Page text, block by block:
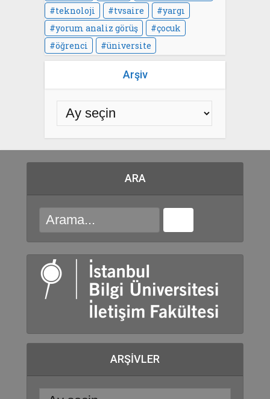
teknoloji
tvsaire
yargı
yorum analiz görüş
çocuk
öğrenci
üniversite
Arşiv
ARA
ARŞIVLER